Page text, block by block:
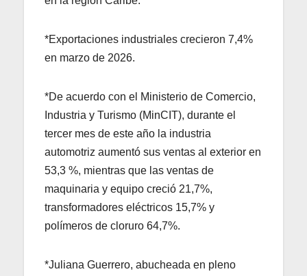
*Exportaciones industriales crecieron 7,4%
en marzo de 2026.
*De acuerdo con el Ministerio de Comercio,
Industria y Turismo (MinCIT), durante el
tercer mes de este año la industria
automotriz aumentó sus ventas al exterior en
53,3 %, mientras que las ventas de
maquinaria y equipo creció 21,7%,
transformadores eléctricos 15,7% y
polímeros de cloruro 64,7%.
*Juliana Guerrero, abucheada en pleno